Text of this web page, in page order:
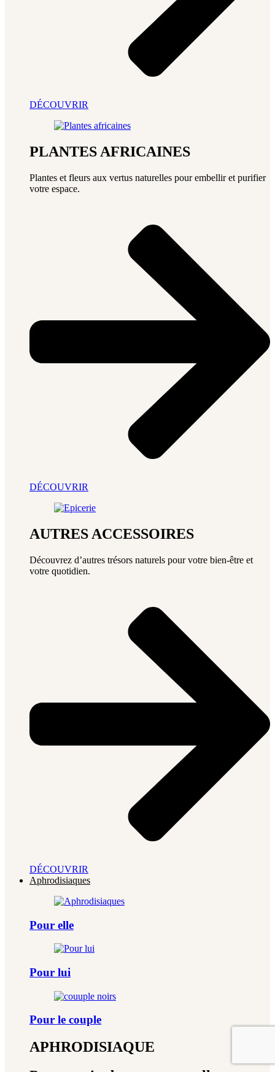
DÉCOUVRIR
PLANTES AFRICAINES
Plantes et fleurs aux vertus naturelles pour embellir et purifier
votre espace.
DÉCOUVRIR
AUTRES ACCESSOIRES
Découvrez d’autres trésors naturels pour votre bien-être et
votre quotidien.
DÉCOUVRIR
Aphrodisiaques
Pour elle
Pour lui
Pour le couple
APHRODISIAQUE